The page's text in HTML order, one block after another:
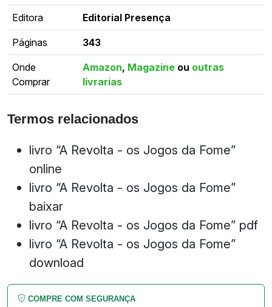
Editora Editorial Presença
Páginas 343
Onde
Comprar
Amazon, Magazine ou outras
livrarias
Termos relacionados
livro “A Revolta - os Jogos da Fome”
online
livro “A Revolta - os Jogos da Fome”
baixar
livro “A Revolta - os Jogos da Fome” pdf
livro “A Revolta - os Jogos da Fome”
download
COMPRE COM SEGURANÇA